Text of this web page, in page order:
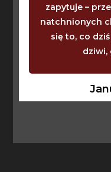
zapytuje –
natchnionych
się to, co
dziwi,